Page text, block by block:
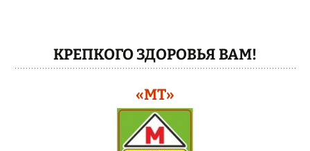
КРЕПКОГО ЗДОРОВЬЯ ВАМ!
«МТ»